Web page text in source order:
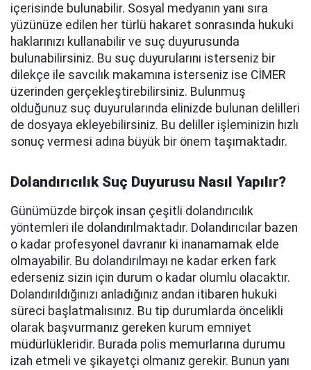
içerisinde bulunabilir. Sosyal medyanın yanı sıra
yüzünüze edilen her türlü hakaret sonrasında hukuki
haklarınızı kullanabilir ve suç duyurusunda
bulunabilirsiniz. Bu suç duyurularını isterseniz bir
dilekçe ile savcılık makamına isterseniz ise CİMER
üzerinden gerçekleştirebilirsiniz. Bulunmuş
olduğunuz suç duyurularında elinizde bulunan delilleri
de dosyaya ekleyebilirsiniz. Bu deliller işleminizin hızlı
sonuç vermesi adına büyük bir önem taşımaktadır.
Dolandırıcılık Suç Duyurusu Nasıl Yapılır?
Günümüzde birçok insan çeşitli dolandırıcılık
yöntemleri ile dolandırılmaktadır. Dolandırıcılar bazen
o kadar profesyonel davranır ki inanamamak elde
olmayabilir. Bu dolandırılmayı ne kadar erken fark
ederseniz sizin için durum o kadar olumlu olacaktır.
Dolandırıldığınızı anladığınız andan itibaren hukuki
süreci başlatmalısınız. Bu tip durumlarda öncelikli
olarak başvurmanız gereken kurum emniyet
müdürlükleridir. Burada polis memurlarına durumu
izah etmeli ve şikayetçi olmanız gerekir. Bunun yanı